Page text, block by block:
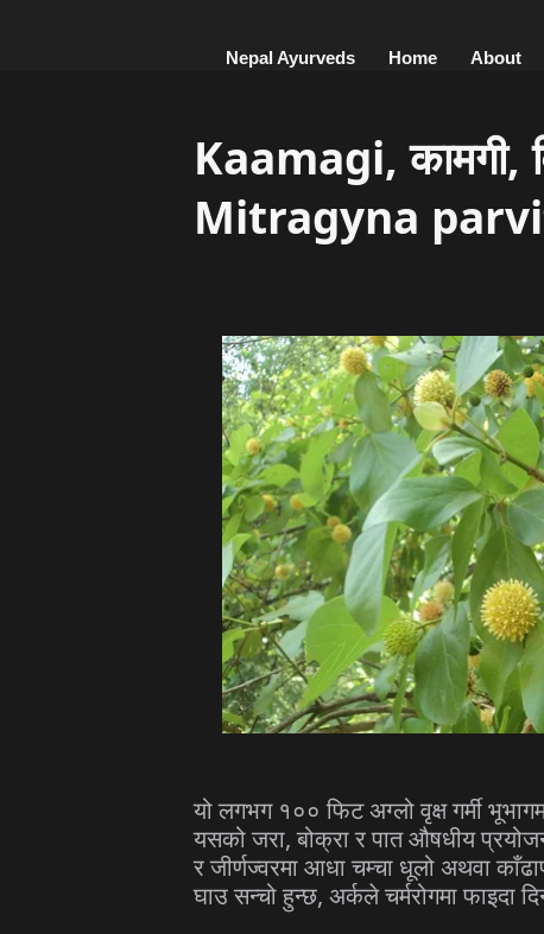
Nepal Ayurveds Home About
Kaamagi, कामगी,
Mitragyna
योलगभग १०० फिटअग्लोवृक्षगर्मी
यसकोजरा,बोक्रारपातऔषधीय
रजीर्णज्वरमाआधाचम्चा धूलोअथवा
घाउसन्चोहुन्छ, अर्कलेचर्मरोगमाफाइदा